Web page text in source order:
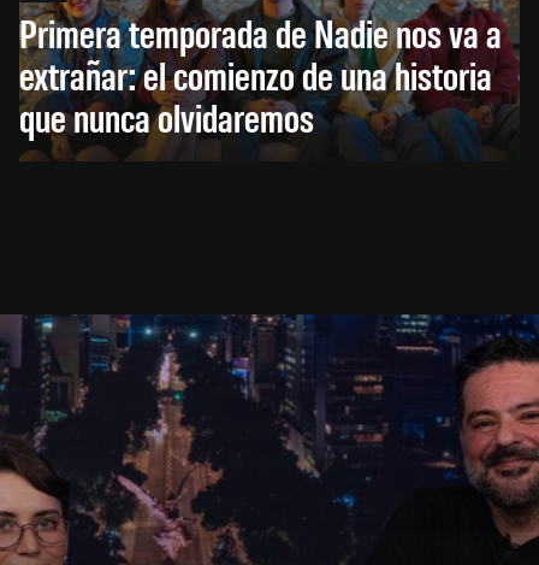
Primera temporada de Nadie nos va a
extrañar: el comienzo de una historia
que nunca olvidaremos